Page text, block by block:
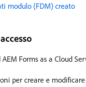
modulo (FDM) creato
AEM Forms as a Cloud
per creare e